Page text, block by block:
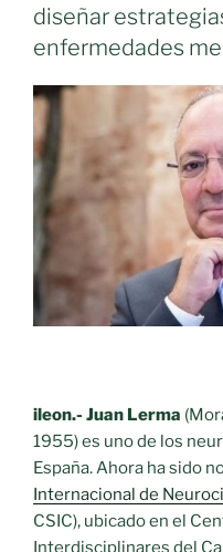
diseñar
enfermedades
ileon.- Juan Lerma
1955) es uno de los
España. Ahora ha sido
Internacional de
CSIC), ubicado en el